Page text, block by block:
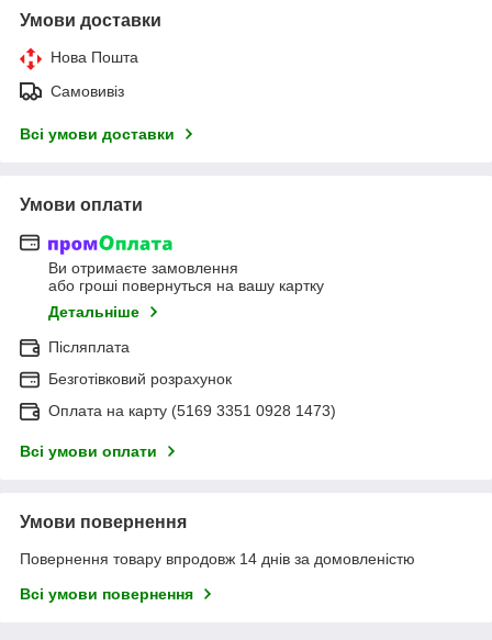
Умови доставки
Нова Пошта
Самовивіз
Всі умови доставки
Умови оплати
Ви отримаєте замовлення
або гроші повернуться на вашу картку
Детальніше
Післяплата
Безготівковий розрахунок
Оплата на карту (5169 3351 0928 1473)
Всі умови оплати
Умови повернення
Повернення товару впродовж 14 днів за домовленістю
Всі умови повернення